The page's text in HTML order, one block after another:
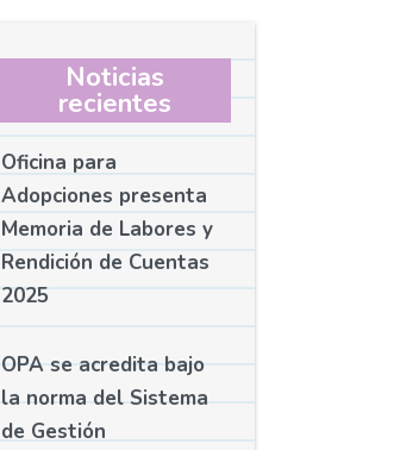
Noticias
recientes
Oficina para
Adopciones presenta
Memoria de Labores y
Rendición de Cuentas
2025
OPA se acredita bajo
la norma del Sistema
de Gestión